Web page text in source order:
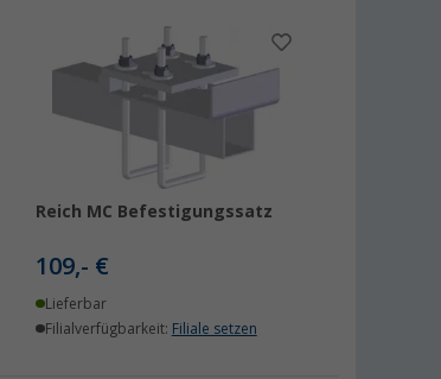
Reich MC Befestigungssatz
109,- €
Lieferbar
Filialverfügbarkeit: Filiale setzen